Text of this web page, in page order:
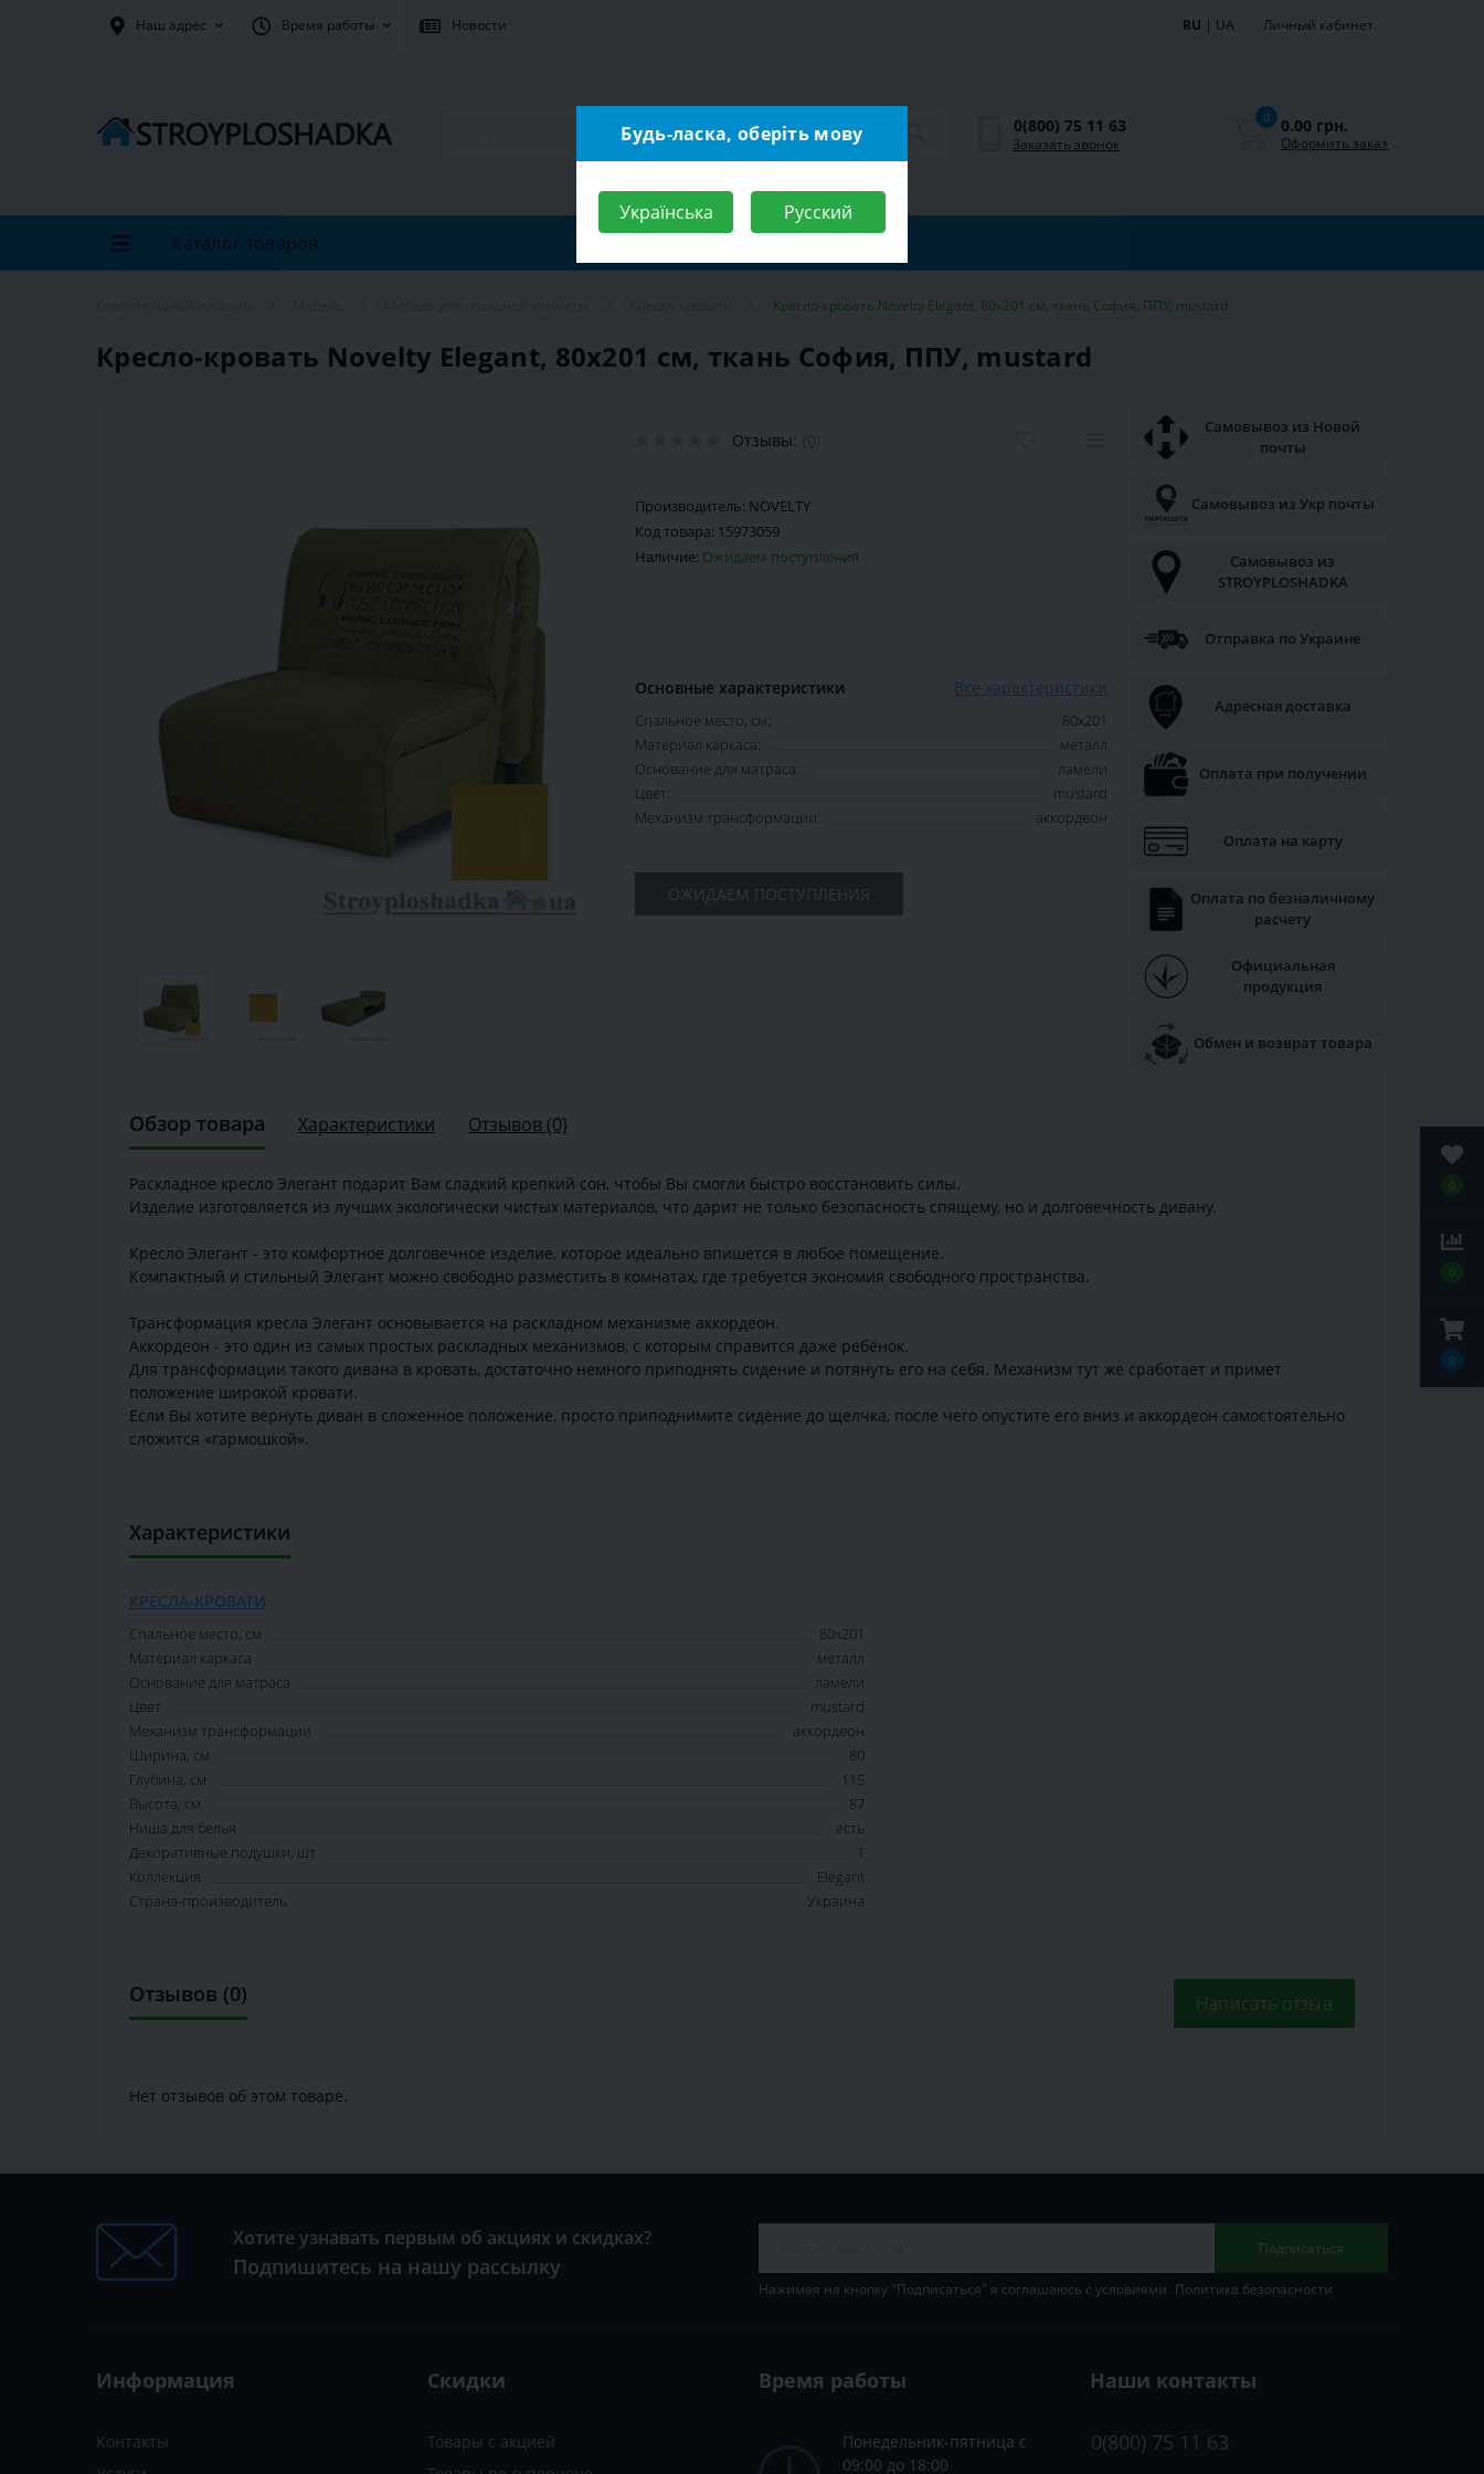
0
0
0
Наш адрес Время работы Новости RU | UA Личный кабинет
0(800) 75 11 63
Заказать звонок
0 0.00 грн.
Оформить заказ
Каталог товаров
Кресло-кровать Novelty Elegant, 80х201 см, ткань София, ППУ, mustard
Кресло-кровать Novelty Elegant, 80х201 см, ткань София, ППУ, mustard
Отзывы: (0)
Производитель: NOVELTY
Код товара: 15973059
Наличие: Ожидаем поступления
Основные характеристики Все характеристики
Спальное место, см:
80х201
Материал каркаса:
металл
Основание для матраса:
ламели
Цвет:
mustard
Механизм трансформации:
аккордеон
ОЖИДАЕМ ПОСТУПЛЕНИЯ
Самовывоз из Новой
почты
Самовывоз из Укр почты
Самовывоз из
STROYPLOSHADKA
Отправка по Украине
Адресная доставка
Оплата при получении
Оплата на карту
Оплата по безналичному
расчету
Официальная
продукция
Обмен и возврат товара
Обзор товара Характеристики Отзывов (0)
Раскладное кресло Элегант подарит Вам сладкий крепкий сон, чтобы Вы смогли быстро восстановить силы.
Изделие изготовляется из лучших экологически чистых материалов, что дарит не только безопасность спящему, но и долговечность дивану.
Кресло Элегант - это комфортное долговечное изделие, которое идеально впишется в любое помещение.
Компактный и стильный Элегант можно свободно разместить в комнатах, где требуется экономия свободного пространства.
Трансформация кресла Элегант основывается на раскладном механизме аккордеон.
Аккордеон - это один из самых простых раскладных механизмов, с которым справится даже ребёнок.
Для трансформации такого дивана в кровать, достаточно немного приподнять сидение и потянуть его на себя. Механизм тут же сработает и примет
положение широкой кровати.
Если Вы хотите вернуть диван в сложенное положение, просто приподнимите сидение до щелчка, после чего опустите его вниз и аккордеон самостоятельно
сложится «гармошкой».
Характеристики
КРЕСЛА-КРОВАТИ
Спальное место, см
80х201
Материал каркаса
металл
Основание для матраса
ламели
Цвет
mustard
Механизм трансформации
аккордеон
Ширина, см
80
Глубина, см
115
Высота, см
87
Ниша для белья
есть
Декоративные подушки, шт
1
Коллекция
Elegant
Страна-производитель
Украина
Отзывов (0) Написать отзыв
Нет отзывов об этом товаре.
Хотите узнавать первым об акциях и скидках?
Подпишитесь на нашу рассылку
Подписаться
Нажимая на кнопку "Подписаться" я соглашаюсь с условиями Политика безопасности
Информация
Контакты
Скидки
Товары с акцией
Время работы
Понедельник-пятница с
09:00 до 18:00
Наши контакты
0(800) 75 11 63
Будь-ласка, оберіть мову
Українська Русский